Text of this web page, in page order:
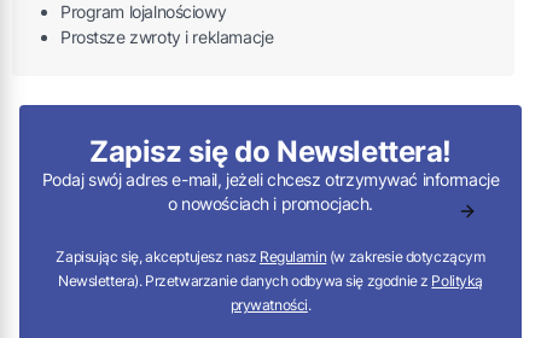
Program lojalnościowy
Prostsze zwroty i reklamacje
Zapisz się do Newslettera!
Podaj swój adres e-mail, jeżeli chcesz otrzymywać informacje
o nowościach i promocjach.
Zapisując się, akceptujesz nasz Regulamin (w zakresie dotyczącym
Newslettera). Przetwarzanie danych odbywa się zgodnie z Polityką
prywatności.